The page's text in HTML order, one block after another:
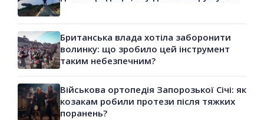
Британська влада хотіла заборонити
волинку: що зробило цей інструмент
таким небезпечним?
Військова ортопедія Запорозької Січі: як
козакам робили протези після тяжких
поранень?